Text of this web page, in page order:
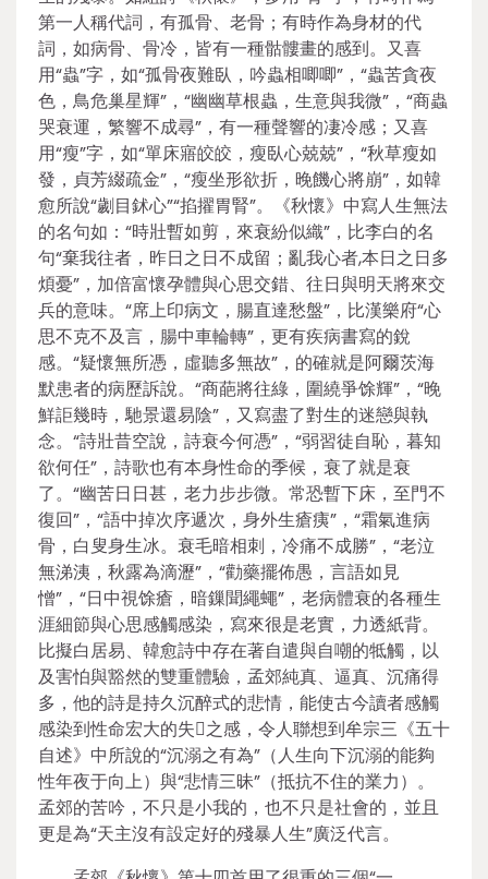
第一人稱代詞，有孤骨、老骨；有時作為身材的代
詞，如病骨、骨冷，皆有一種骷髏畫的感到。又喜
用“蟲”字，如“孤骨夜難臥，吟蟲相唧唧”，“蟲苦貪夜
色，鳥危巢星輝”，“幽幽草根蟲，生意與我微”，“商蟲
哭衰運，繁響不成尋”，有一種聲響的凄冷感；又喜
用“瘦”字，如“單床寤皎皎，瘦臥心兢兢”，“秋草瘦如
發，貞芳綴疏金”，“瘦坐形欲折，晚饑心將崩”，如韓
愈所說“劌目鉥心”“掐擢胃腎”。《秋懷》中寫人生無法
的名句如：“時壯暫如剪，來衰紛似織”，比李白的名
句“棄我往者，昨日之日不成留；亂我心者,本日之日多
煩憂”，加倍富懷孕體與心思交錯、往日與明天將來交
兵的意味。“席上印病文，腸直達愁盤”，比漢樂府“心
思不克不及言，腸中車輪轉”，更有疾病書寫的銳
感。“疑懷無所憑，虛聽多無故”，的確就是阿爾茨海
默患者的病歷訴說。“商葩將往綠，圍繞爭馀輝”，“晚
鮮詎幾時，馳景還易陰”，又寫盡了對生的迷戀與執
念。“詩壯昔空說，詩衰今何憑”，“弱習徒自恥，暮知
欲何任”，詩歌也有本身性命的季候，衰了就是衰
了。“幽苦日日甚，老力步步微。常恐暫下床，至門不
復回”，“語中掉次序遞次，身外生瘡痍”，“霜氣進病
骨，白叟身生冰。衰毛暗相刺，冷痛不成勝”，“老泣
無涕洟，秋露為滴瀝”，“勸藥擺佈愚，言語如見
憎”，“日中視馀瘡，暗鏁聞繩蠅”，老病體衰的各種生
涯細節與心思感觸感染，寫來很是老實，力透紙背。
比擬白居易、韓愈詩中存在著自遣與自嘲的牴觸，以
及害怕與豁然的雙重體驗，孟郊純真、逼真、沉痛得
多，他的詩是持久沉醉式的悲情，能使古今讀者感觸
感染到性命宏大的失之感，令人聯想到牟宗三《五十
自述》中所說的“沉溺之有為”（人生向下沉溺的能夠
性年夜于向上）與“悲情三昧”（抵抗不住的業力）。
孟郊的苦吟，不只是小我的，也不只是社會的，並且
更是為“天主沒有設定好的殘暴人生”廣泛代言。